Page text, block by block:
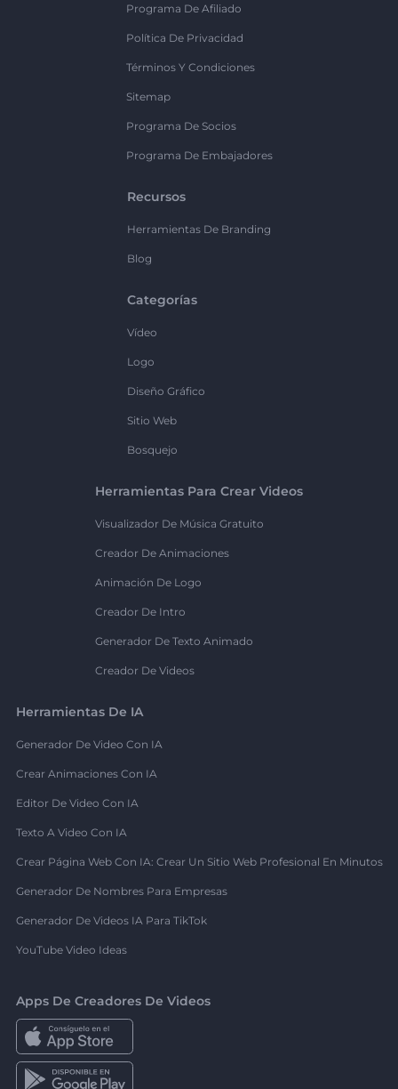
Programa De Afiliado
Política De Privacidad
Términos Y Condiciones
Sitemap
Programa De Socios
Programa De Embajadores
Recursos
Herramientas De Branding
Blog
Categorías
Vídeo
Logo
Diseño Gráfico
Sitio Web
Bosquejo
Herramientas Para Crear Videos
Visualizador De Música Gratuito
Creador De Animaciones
Animación De Logo
Creador De Intro
Generador De Texto Animado
Creador De Videos
Herramientas De IA
Generador De Video Con IA
Crear Animaciones Con IA
Editor De Video Con IA
Texto A Video Con IA
Crear Página Web Con IA: Crear Un Sitio Web Profesional En Minutos
Generador De Nombres Para Empresas
Generador De Videos IA Para TikTok
YouTube Video Ideas
Apps De Creadores De Videos